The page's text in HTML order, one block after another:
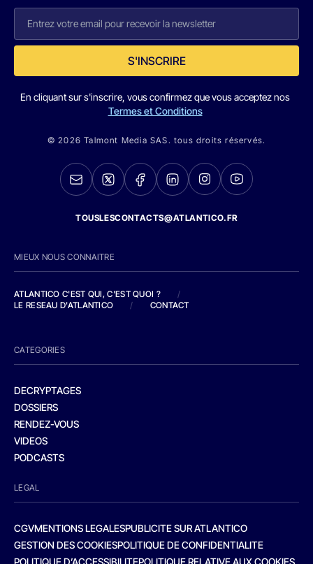
S'INSCRIRE
En cliquant sur s'inscrire, vous confirmez que vous acceptez nos
Termes et Conditions
© 2026 Talmont Media SAS. tous droits réservés.
TOUSLESCONTACTS@ATLANTICO.FR
MIEUX NOUS CONNAITRE
ATLANTICO C'EST QUI, C'EST QUOI ?
/
LE RESEAU D'ATLANTICO
/ CONTACT
CATEGORIES
DECRYPTAGES
DOSSIERS
RENDEZ-VOUS
VIDEOS
PODCASTS
LEGAL
CGVMENTIONS LEGALESPUBLICITE SUR ATLANTICO
GESTION DES COOKIESPOLITIQUE DE CONFIDENTIALITE
POLITIQUE D’ACCESSIBILITEPOLITIQUE RELATIVE AUX COOKIES